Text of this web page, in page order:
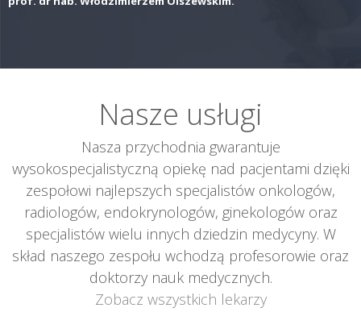
Nasze usługi
Nasza przychodnia gwarantuje
wysokospecjalistyczną opiekę nad pacjentami dzięki
zespołowi najlepszych specjalistów onkologów,
radiologów, endokrynologów, ginekologów oraz
specjalistów wielu innych dziedzin medycyny. W
skład naszego zespołu wchodzą profesorowie oraz
doktorzy nauk medycznych.
Zobacz wszystkich lekarzy